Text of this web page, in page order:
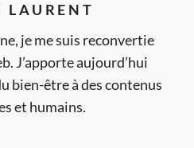
LAURENT
je me suis reconvertie
J’apporte aujourd’hui
bien-être à des contenus
et humains.